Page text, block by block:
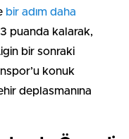
bir adım daha
puanda kalarak,
bir sonraki
konuk
deplasmanına